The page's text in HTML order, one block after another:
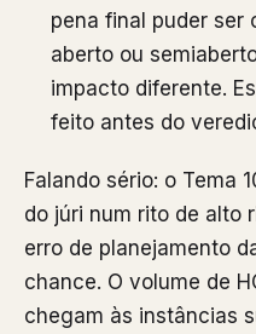
pena final puder ser
aberto ou
impacto diferente.
feito antes do
Falando sério: o Tema
do júri num rito de alto
erro de planejamento
chance. O volume de
chegam às instâncias